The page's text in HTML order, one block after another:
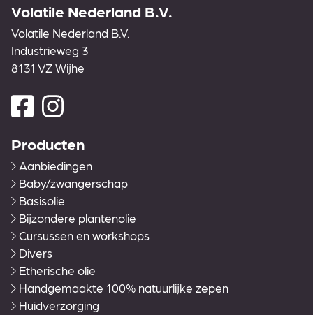
Volatile Nederland B.V.
Volatile Nederland B.V.
Industrieweg 3
8131 VZ Wijhe
Producten
Aanbiedingen
Baby/zwangerschap
Basisolie
Bijzondere plantenolie
Cursussen en workshops
Divers
Etherische olie
Handgemaakte 100% natuurlijke zepen
Huidverzorging